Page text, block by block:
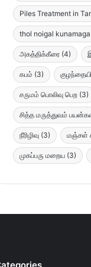
Piles Treatment in
thol noigal kunamaga
அகத்திக்கீரை (4)
கபம் (3)
சருமம் பொலிவு பெற (3)
சித்த மருத்துவம்
நீரிழிவு (3) மஞ்சள்
முகப்பரு மறைய (3)